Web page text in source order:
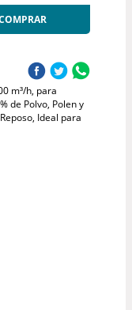
m³/h, para
de Polvo, Polen y
Ideal para